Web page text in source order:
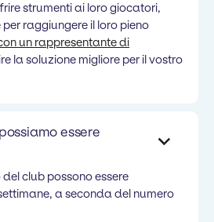
strumenti ai loro giocatori,
raggiungere il loro pieno
un rappresentante di
la soluzione migliore per il vostro
essere
club possono essere
a seconda del numero